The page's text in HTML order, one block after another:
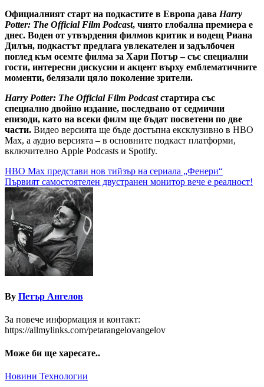
Официалният старт на подкастите в Европа дава Harry
Potter: The Official Film Podcast, чиято глобална премиера е
днес. Воден от утвърдения филмов критик и водещ Риана
Дилън, подкастът предлага увлекателен и задълбочен
поглед към осемте филма за Хари Потър – със специални
гости, интересни дискусии и акцент върху емблематичните
моменти, белязали цяло поколение зрители.
Harry Potter: The Official Film Podcastстартира със
специално двойно издание, последвано от седмични
епизоди, като на всеки филм ще бъдат посветени по две
части. Видео версията ще бъде достъпна ексклузивно в HBO
Max, а аудио версията – в основните подкаст платформи,
включително Apple Podcasts и Spotify.
Навигация
HBO Max представи нов тийзър на сериала „Фенери“
Първият самостоятелен двустранен монитор вече е реалност!
By Петър Ангелов
За повече информация и контакт:
https://allmylinks.com/petarangelovangelov
Може би ще харесате..
Новини Технологии